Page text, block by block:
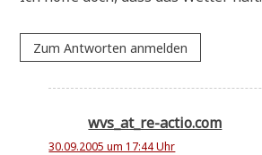
Zum Antworten anmelden
wvs_at_re-actio.com
30.09.2005 um 17:44 Uhr